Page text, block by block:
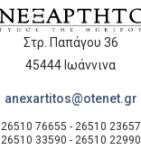
Στρ. Παπάγου 36
45444 Ιωάννινα
anexartitos@otenet.gr
26510 76655 - 26510 23657
26510 33590 - 26510 22990